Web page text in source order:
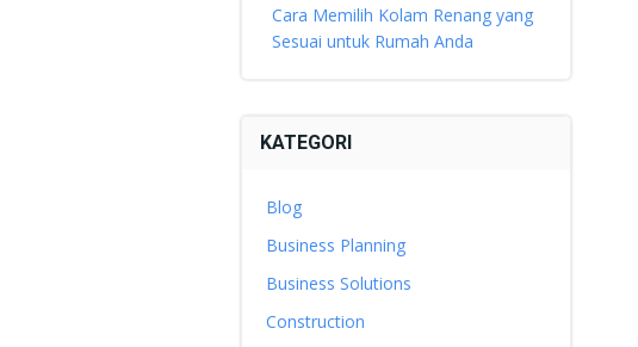
Cara Memilih Kolam Renang yang
Sesuai untuk Rumah Anda
KATEGORI
Blog
Business Planning
Business Solutions
Construction